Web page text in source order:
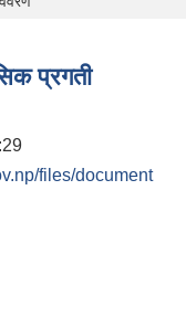
प्रगती
files/document